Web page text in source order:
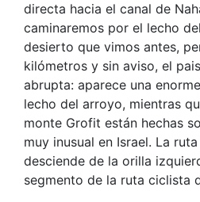
directa hacia el canal de
caminaremos por el lecho
desierto que vimos antes,
kilómetros y sin aviso, el
abrupta: aparece una
lecho del arroyo, mientras
monte Grofit están hechas
muy inusual en Israel. La
desciende de la orilla
segmento de la ruta ciclista